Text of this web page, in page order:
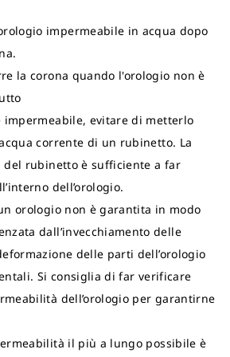
impermeabile in acqua dopo
la corona quando l'orologio non è
impermeabile, evitare di metterlo
corrente di un rubinetto. La
del rubinetto è sufficiente a far
dell’orologio.
orologio non è garantita in modo
dall’invecchiamento delle
delle parti dell’orologio
Si consiglia di far verificare
dell’orologio per garantirne
il più a lungo possibile è